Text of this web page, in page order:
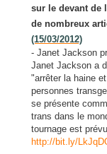
sur le devant de
de nombreux
(15/03/2012)
- Janet Jackson
Janet Jackson a
"arrêter la haine
personnes
se présente
trans dans le
tournage est
http://bit.ly/